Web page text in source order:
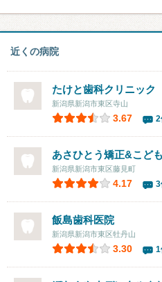
近くの病院
たけと歯科クリニック
新潟県新潟市東区寺山
3.67 2
あさひとう矯正&こど
新潟県新潟市東区藤見町
4.17 3
飯島歯科医院
新潟県新潟市東区牡丹山
3.30 1